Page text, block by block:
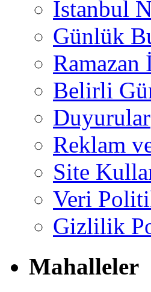
İstanbul
Günlük
Ramazan
Belirli
Duyurular
Reklam
Site
Veri
Gizlilik
Mahalleler